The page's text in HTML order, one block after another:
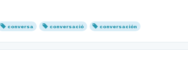
conversa conversació conversación